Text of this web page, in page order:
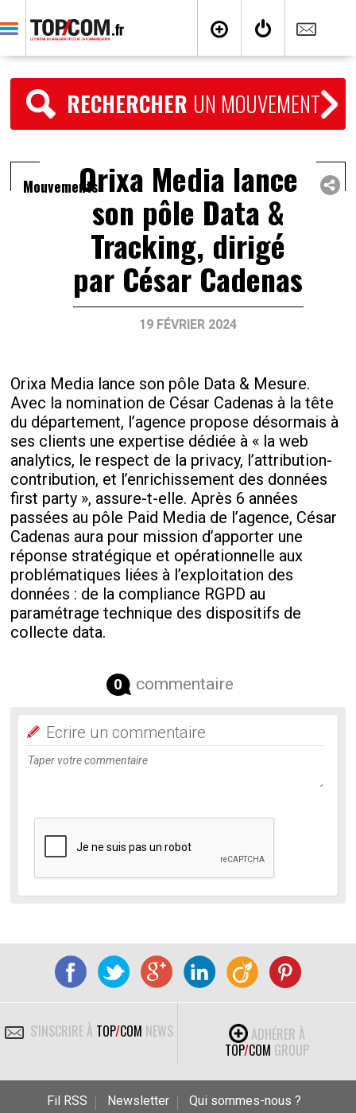
RECHERCHER UN MOUVEMENT
MouvementsOrixa Media lance
son pôle Data &
Tracking, dirigé
par César Cadenas
19 FÉVRIER 2024
Orixa Media lance son pôle Data & Mesure.
Avec la nomination de César Cadenas à la tête
du département, l’agence propose désormais à
ses clients une expertise dédiée à « la web
analytics, le respect de la privacy, l’attribution-
contribution, et l’enrichissement des données
first party », assure-t-elle. Après 6 années
passées au pôle Paid Media de l’agence, César
Cadenas aura pour mission d’apporter une
réponse stratégique et opérationnelle aux
problématiques liées à l’exploitation des
données : de la compliance RGPD au
paramétrage technique des dispositifs de
collecte data.
0 commentaire
Ecrire un commentaire
S'INSCRIRE À TOP/COM NEWS
ADHÉRER À
TOP/COM GROUP
Fil RSS Newsletter
Qui sommes-nous ?